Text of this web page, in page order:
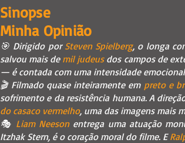
Sinopse
Minha Opinião
🎯 Dirigido por Steven Spielberg, o longa
salvou mais de mil judeusdos campos de
— é contada com uma intensidade
🎬 Filmado quase inteiramente em preto e
sofrimento e da resistência humana. A
do casaco vermelho, uma das imagens mais
🎭 Liam Neesonentrega uma atuação
Itzhak Stern, é o coração moral do filme. E